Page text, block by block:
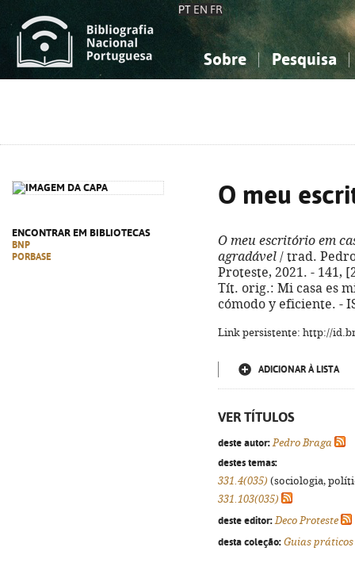
PT EN FR
Sobre Pesquisa
ENCONTRAR EM BIBLIOTECAS
BNP
PORBASE
O meu
O meu escritório em
agradável / trad.
Proteste, 2021. - 141,
Tít. orig.: Mi casa es
cómodo y eficiente. -
Link persistente: http://
ADICIONAR À LISTA
VER TÍTULOS
deste autor: Pedro Braga
destes temas:
331.4(035) (sociologia,
331.103(035)
deste editor: Deco Proteste
desta coleção: Guias práticos